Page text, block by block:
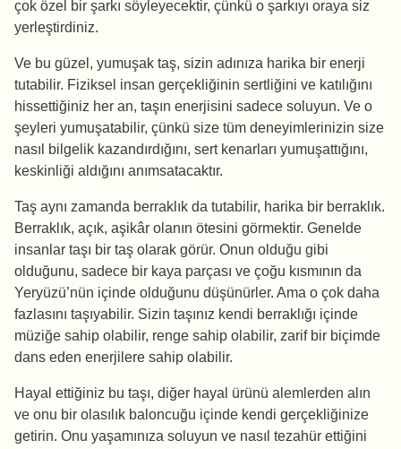
çok özel bir şarkı söyleyecektir, çünkü o şarkıyı oraya siz
yerleştirdiniz.
Ve bu güzel, yumuşak taş, sizin adınıza harika bir enerji
tutabilir. Fiziksel insan gerçekliğinin sertliğini ve katılığını
hissettiğiniz her an, taşın enerjisini sadece soluyun. Ve o
şeyleri yumuşatabilir, çünkü size tüm deneyimlerinizin size
nasıl bilgelik kazandırdığını, sert kenarları yumuşattığını,
keskinliği aldığını anımsatacaktır.
Taş aynı zamanda berraklık da tutabilir, harika bir berraklık.
Berraklık, açık, aşikâr olanın ötesini görmektir. Genelde
insanlar taşı bir taş olarak görür. Onun olduğu gibi
olduğunu, sadece bir kaya parçası ve çoğu kısmının da
Yeryüzü’nün içinde olduğunu düşünürler. Ama o çok daha
fazlasını taşıyabilir. Sizin taşınız kendi berraklığı içinde
müziğe sahip olabilir, renge sahip olabilir, zarif bir biçimde
dans eden enerjilere sahip olabilir.
Hayal ettiğiniz bu taşı, diğer hayal ürünü alemlerden alın
ve onu bir olasılık baloncuğu içinde kendi gerçekliğinize
getirin. Onu yaşamınıza soluyun ve nasıl tezahür ettiğini